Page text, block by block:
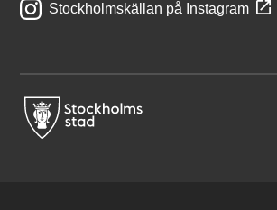
Stockholmskällan på Instagram